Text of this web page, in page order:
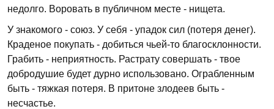
недолго. Воровать в публичном месте - нищета.
У знакомого - союз. У себя - упадок сил (потеря денег).
Краденое покупать - добиться чьей-то благосклонности.
Грабить - неприятность. Растрату совершать - твое
добродушие будет дурно использовано. Ограбленным
быть - тяжкая потеря. В притоне злодеев быть -
несчастье.